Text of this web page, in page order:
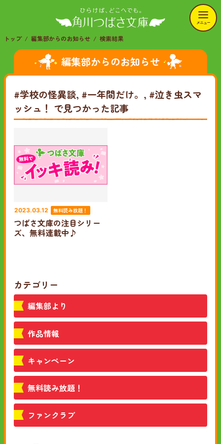
メニュー
トップ 編集部からのお知らせ 検索結果
編集部からのお知らせ
#学校の怪異談, #一年間だけ。, #泣き虫スマ
ッシュ！ で見つかった記事
2023.03.12 無料読み放題！
つばさ文庫の注目シリー
ズ、無料連載中♪
カテゴリー
編集部より
作品情報
キャンペーン
無料読み放題！
ファンクラブ